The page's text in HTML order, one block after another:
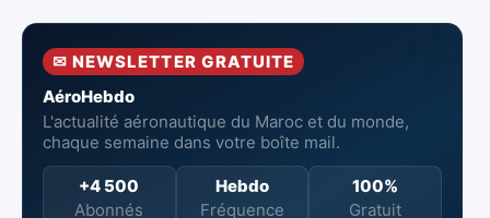
incendie
la surveillance
aériennes.
neufs à Royal Air
✉ NEWSLETTER GRATUITE
AéroHebdo
L'actualité aéronautique du Maroc et du monde,
chaque semaine dans votre boîte mail.
+4 500
Abonnés
Hebdo
Fréquence
100%
Gratuit